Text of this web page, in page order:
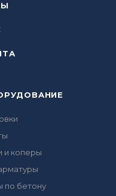
и коперы
по бетону